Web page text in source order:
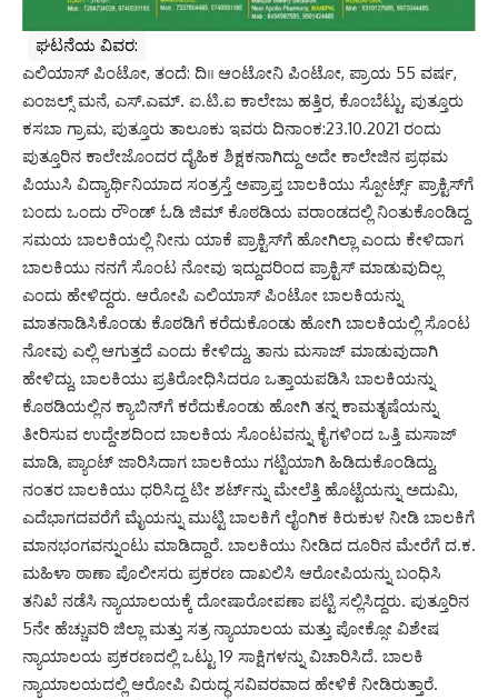
ಘಟನೆಯ ವಿವರ:
ಎಲಿಯಾಸ್ ಪಿಂಟೋ, ತಂದೆ: ದಿ।। ಆಂಟೋನಿ ಪಿಂಟೋ, ಪ್ರಾಯ 55 ವರ್ಷ,
ಏಂಜಲ್ಸ್ ಮನೆ, ಎಸ್.ಎಮ್. ಐ.ಟಿ.ಐ ಕಾಲೇಜು ಹತ್ತಿರ, ಕೊಂಬೆಟ್ಟು, ಪುತ್ತೂರು
ಕಸಬಾ ಗ್ರಾಮ, ಪುತ್ತೂರು ತಾಲೂಕು ಇವರು ದಿನಾಂಕ:23.10.2021 ರಂದು
ಪುತ್ತೂರಿನ ಕಾಲೇಜೊಂದರ ದೈಹಿಕ ಶಿಕ್ಷಕನಾಗಿದ್ದು ಅದೇ ಕಾಲೇಜಿನ ಪ್ರಥಮ
ಪಿಯುಸಿ ವಿದ್ಯಾರ್ಥಿನಿಯಾದ ಸಂತ್ರಸ್ತೆ ಅಪ್ರಾಪ್ತ ಬಾಲಕಿಯು ಸ್ಪೋರ್ಟ್ಸ್ ಪ್ರಾಕ್ಟಿಸ್‌ಗೆ
ಬಂದು ಒಂದು ರೌಂಡ್ ಓಡಿ ಜಿಮ್ ಕೊಠಡಿಯ ವರಾಂಡದಲ್ಲಿ ನಿಂತುಕೊಂಡಿದ್ದ
ಸಮಯ ಬಾಲಕಿಯಲ್ಲಿ ನೀನು ಯಾಕೆ ಪ್ರಾಕ್ಟಿಸ್‌ಗೆ ಹೋಗಿಲ್ಲಾ ಎಂದು ಕೇಳಿದಾಗ
ಬಾಲಕಿಯು ನನಗೆ ಸೊಂಟ ನೋವು ಇದ್ದುದರಿಂದ ಪ್ರಾಕ್ಟಿಸ್ ಮಾಡುವುದಿಲ್ಲ
ಎಂದು ಹೇಳಿದ್ದರು. ಆರೋಪಿ ಎಲಿಯಾಸ್ ಪಿಂಟೋ ಬಾಲಕಿಯನ್ನು
ಮಾತನಾಡಿಸಿಕೊಂಡು ಕೊಠಡಿಗೆ ಕರೆದುಕೊಂಡು ಹೋಗಿ ಬಾಲಕಿಯಲ್ಲಿ ಸೊಂಟ
ನೋವು ಎಲ್ಲಿ ಆಗುತ್ತದೆ ಎಂದು ಕೇಳಿದ್ದು, ತಾನು ಮಸಾಜ್ ಮಾಡುವುದಾಗಿ
ಹೇಳಿದ್ದು, ಬಾಲಕಿಯು ಪ್ರತಿರೋಧಿಸಿದರೂ ಒತ್ತಾಯಪಡಿಸಿ ಬಾಲಕಿಯನ್ನು
ಕೊಠಡಿಯಲ್ಲಿನ ಕ್ಯಾಬಿನ್‌ಗೆ ಕರೆದುಕೊಂಡು ಹೋಗಿ ತನ್ನ ಕಾಮತೃಷೆಯನ್ನು
ತೀರಿಸುವ ಉದ್ದೇಶದಿಂದ ಬಾಲಕಿಯ ಸೊಂಟವನ್ನು ಕೈಗಳಿಂದ ಒತ್ತಿ ಮಸಾಜ್
ಮಾಡಿ, ಪ್ಯಾಂಟ್ ಜಾರಿಸಿದಾಗ ಬಾಲಕಿಯು ಗಟ್ಟಿಯಾಗಿ ಹಿಡಿದುಕೊಂಡಿದ್ದು,
ನಂತರ ಬಾಲಕಿಯು ಧರಿಸಿದ್ದ ಟೀ ಶರ್ಟ್‌ನ್ನು ಮೇಲೆತ್ತಿ ಹೊಟ್ಟೆಯನ್ನು ಅದುಮಿ,
ಎದೆಭಾಗದವರೆಗೆ ಮೈಯನ್ನು ಮುಟ್ಟಿ ಬಾಲಕಿಗೆ ಲೈಂಗಿಕ ಕಿರುಕುಳ ನೀಡಿ ಬಾಲಕಿಗೆ
ಮಾನಭಂಗವನ್ನುಂಟು ಮಾಡಿದ್ದಾರೆ. ಬಾಲಕಿಯು ನೀಡಿದ ದೂರಿನ ಮೇರೆಗೆ ದ.ಕ.
ಮಹಿಳಾ ಠಾಣಾ ಪೊಲೀಸರು ಪ್ರಕರಣ ದಾಖಲಿಸಿ ಆರೋಪಿಯನ್ನು ಬಂಧಿಸಿ
ತನಿಖೆ ನಡೆಸಿ ನ್ಯಾಯಾಲಯಕ್ಕೆ ದೋಷಾರೋಪಣಾ ಪಟ್ಟಿ ಸಲ್ಲಿಸಿದ್ದರು. ಪುತ್ತೂರಿನ
5ನೇ ಹೆಚ್ಚುವರಿ ಜಿಲ್ಲಾ ಮತ್ತು ಸತ್ರ ನ್ಯಾಯಾಲಯ ಮತ್ತು ಪೋಕ್ಸೋ ವಿಶೇಷ
ನ್ಯಾಯಾಲಯ ಪ್ರಕರಣದಲ್ಲಿ ಒಟ್ಟು 19 ಸಾಕ್ಷಿಗಳನ್ನು ವಿಚಾರಿಸಿದೆ. ಬಾಲಕಿ
ನ್ಯಾಯಾಲಯದಲ್ಲಿ ಆರೋಪಿ ವಿರುದ್ಧ ಸವಿವರವಾದ ಹೇಳಿಕೆ ನೀಡಿರುತ್ತಾರೆ.